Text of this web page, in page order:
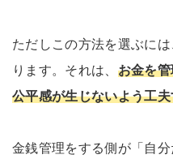
ただしこの方法を選ぶに
ります。それは、 お金を
公平感が生じないよう工
金銭管理をする側が「自分